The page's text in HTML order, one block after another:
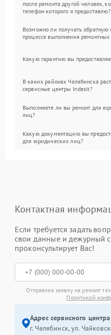
после ремонта другой человек,
телефон которого я предоставлю?
Возможно ли получать обратную
процессе выполнения ремонтных
Какую гарантию вы
В каких районах Челябинска
сервисные центры Indesit?
Выполняете ли вы ремонт для
лиц?
Какую документацию вы
для юридических лиц?
Контактная
Если требуется задать
свои данные и дежурный
проконсультирует Вас!
Отправляя заявку на ремонт
Политикой
Адрес сервисного
г. Челябинск, ул.